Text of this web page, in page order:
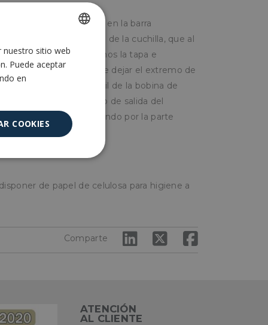
introducir la bobina en la barra
de papel por debajo de la cuchilla, que al
de portarollos, abriremos la tapa e
la tapa después de dejar el extremo de
retiraremos el mandril de la bobina de
interior, hacia el orificio de salida del
se irá desenvolviendo por la parte
de papel de celulosa para higiene a
Comparte
ATENCIÓN
AL CLIENTE
SPANISH
ENGLISH
nuestro sitio web
Puede aceptar
en
COOKIES
Cookies no